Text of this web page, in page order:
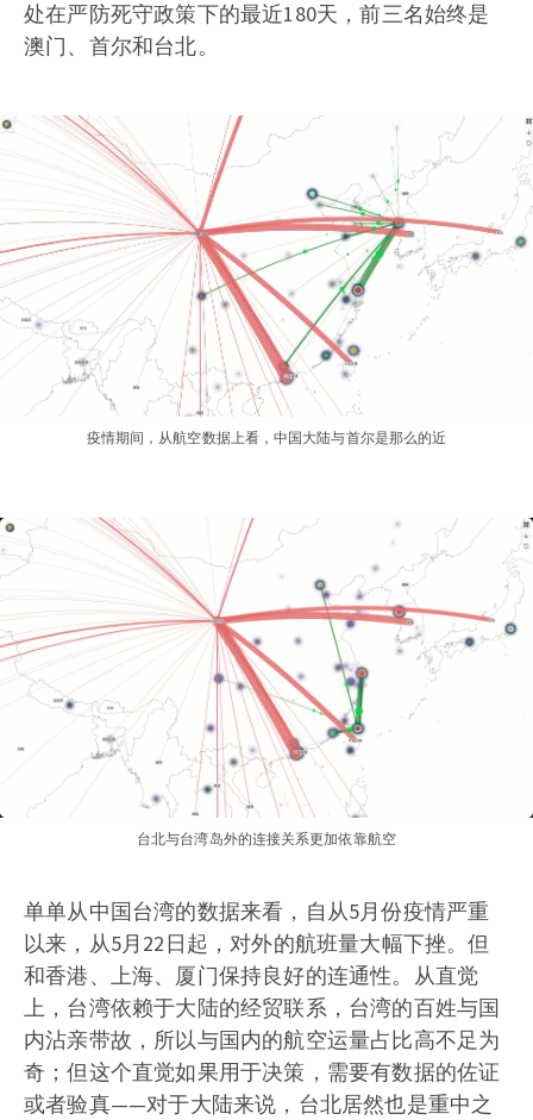
处在严防死守政策下的最近180天，前三名始终是
澳门、首尔和台北。
疫情期间，从航空数据上看，中国大陆与首尔是那么的近
台北与台湾岛外的连接关系更加依靠航空
单单从中国台湾的数据来看，自从5月份疫情严重
以来，从5月22日起，对外的航班量大幅下挫。但
和香港、上海、厦门保持良好的连通性。从直觉
上，台湾依赖于大陆的经贸联系，台湾的百姓与国
内沾亲带故，所以与国内的航空运量占比高不足为
奇；但这个直觉如果用于决策，需要有数据的佐证
或者验真——对于大陆来说，台北居然也是重中之